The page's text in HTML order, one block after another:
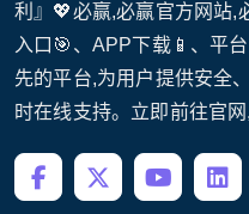
利』💖必赢,必赢官方网站,
入口🎯、APP下载📱、平
先的平台,为用户提供安全
时在线支持。立即前往官